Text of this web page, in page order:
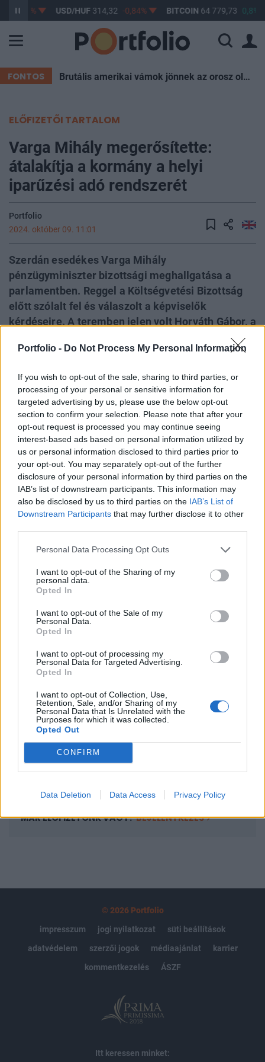
Portfolio - Do Not Process My Personal Information
If you wish to opt-out of the sale, sharing to third parties, or
processing of your personal or sensitive information for
targeted advertising by us, please use the below opt-out
section to confirm your selection. Please note that after your
opt-out request is processed you may continue seeing
interest-based ads based on personal information utilized by
us or personal information disclosed to third parties prior to
your opt-out. You may separately opt-out of the further
disclosure of your personal information by third parties on the
IAB’s list of downstream participants. This information may
also be disclosed by us to third parties on the IAB’s List of
Downstream Participants that may further disclose it to other
Personal Data Processing Opt Outs
I want to opt-out of the Sharing of my
personal data.
Opted In
I want to opt-out of the Sale of my
Personal Data.
Opted In
I want to opt-out of processing my
Personal Data for Targeted Advertising.
Opted In
I want to opt-out of Collection, Use,
Retention, Sale, and/or Sharing of my
Personal Data that Is Unrelated with the
Purposes for which it was collected.
Opted Out
CONFIRM
Data Deletion Data Access Privacy Policy
-0,54% USD/HUF314,32 -0,84% BITCOIN 64 779,73 0,8%
FONTOS Brutális amerikai vámok jönnek az orosz olaj miatt, Magyarország is aggódhat
ELŐFIZETŐI TARTALOM
Varga Mihály megerősítette:
átalakítja a kormány a helyi
iparűzési adó rendszerét
Portfolio
2024. október 09. 11:01
Szerdán esedékes Varga Mihály
pénzügyminiszter bizottsági meghallgatása a
parlamentben. Reggel a Költségvetési Bizottság
előtt szólalt fel és válaszolt a képviselők
kérdéseire. A teremben jelen volt Horváth Gábor, a
beszédében hangoztatta, hogy az idei 4,5%-os
kormány év közben több egyenlegjavító döntést is
hozott. A kormány várakozása szerint idén az
átlagos infláció 3,5% körül lehet. A miniszter azt is
előrevetítette, hogy a kormány november 15-ig
beterjeszti a 2025-ös költségvetést a
parlamentnek, amely várhatóan december
közepén zárhatja le a vitát a törvényjavaslatról.
Varga Mihály pénzügyminiszter ott lesz a Portfolio
október 17-i gazdasági csúcskonferenciáján.
2024. október 09. 11:01 Megosztás Marad-e vagy megy a
jegybankba? Arra a kérdésre nem válaszolt a
miniszterelnök korábbi jelzése alapján (mely szerint
létrejön egy új csúcsminiszteri poszt...
KEDVES OLVASÓNK!
A keresett cikk a portfolio.hu hírarchívumához
tartozik, melynek olvasása előfizetéses
regisztrációhoz kötött.
Az előfizetés a következőket tartalmazza:
Portfolio.hu teljes cikkarchívum
Kötéslisták: BÉT elmúlt 2 év napon belüli
kötéslistái
Előfizetés
MÁR ELŐFIZETŐNK VAGY?BEJELENTKEZÉS
© 2026 Portfolio
impresszum
jogi nyilatkozat
süti beállítások
adatvédelem
szerzői jogok médiaajánlat
karrier
kommentkezelés
ÁSZF
Itt keressen minket: